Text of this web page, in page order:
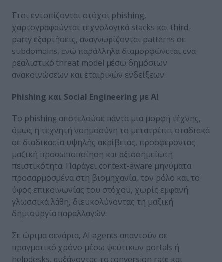
Έτσι εντοπίζονται στόχοι phishing,
χαρτογραφούνται τεχνολογικά stacks και third-
party εξαρτήσεις, αναγνωρίζονται patterns σε
subdomains, ενώ παράλληλα διαμορφώνεται ενα
ρεαλιστικό threat model μέσω δημόσιων
ανακοινώσεων και εταιρικών ενδείξεων.
Phishing και Social Engineering με AI
Το phishing αποτελούσε πάντα μια μορφή τέχνης,
όμως η τεχνητή νοημοσύνη το μετατρέπει σταδιακά
σε διαδικασία υψηλής ακρίβειας, προσφέροντας
μαζική προσωποποίηση και αξιοσημείωτη
πειστικότητα. Παράγει context-aware μηνύματα
προσαρμοσμένα στη βιομηχανία, τον ρόλο και το
ύφος επικοινωνίας του στόχου, χωρίς εμφανή
γλωσσικά λάθη, διευκολύνοντας τη μαζική
δημιουργία παραλλαγών.
Σε ώριμα σενάρια, AI agents απαντούν σε
πραγματικό χρόνο μέσω ψεύτικων portals ή
helpdesks, αυξάνοντας το conversion rate και